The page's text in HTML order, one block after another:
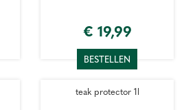
€ 19,99
BESTELLEN
teak protector 1l